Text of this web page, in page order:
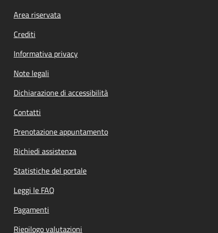
Footer menu
Area riservata
Crediti
Informativa privacy
Note legali
Dichiarazione di accessibilità
Contatti
Prenotazione appuntamento
Richiedi assistenza
Statistiche del portale
Leggi le FAQ
Pagamenti
Riepilogo valutazioni